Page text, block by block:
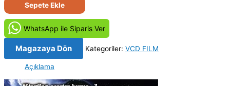
Gece
Katili
The
Night
Flier
(1997)
Orjinal
Sepete Ekle
WhatsApp ile Siparis Ver
Magazaya Dön Kategoriler: VCD FILM
Açıklama